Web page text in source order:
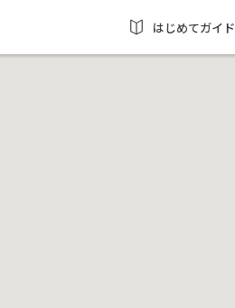
はじめてガイド